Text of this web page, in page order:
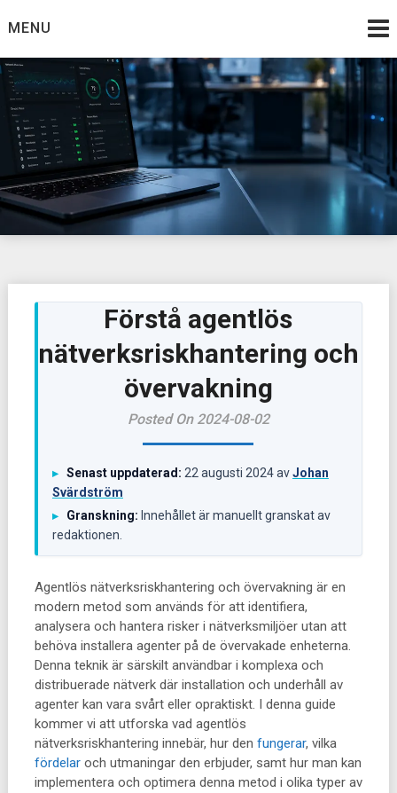
toMENU
Förstå agentlös
nätverksriskhantering och
övervakning
Posted On 2024-08-02
▸ Senast uppdaterad: 22 augusti 2024avJohan
Svärdström
▸ Granskning: Innehållet är manuellt granskat av
redaktionen.
Agentlös nätverksriskhantering och övervakning är en
modern metod som används för att identifiera,
analysera och hantera risker i nätverksmiljöer utan att
behöva installera agenter på de övervakade enheterna.
Denna teknik är särskilt användbar i komplexa och
distribuerade nätverk där installation och underhåll av
agenter kan vara svårt eller opraktiskt. I denna guide
kommer vi att utforska vad agentlös
nätverksriskhantering innebär, hur den fungerar, vilka
fördelaroch utmaningar den erbjuder, samt hur man kan
implementera och optimera denna metod i olika typer av